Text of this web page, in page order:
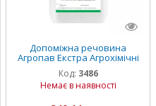
Допоміжна речовина
Агропав Екстра Агрохімічні
технології (5 л)
Код: 3486
Немає в наявності